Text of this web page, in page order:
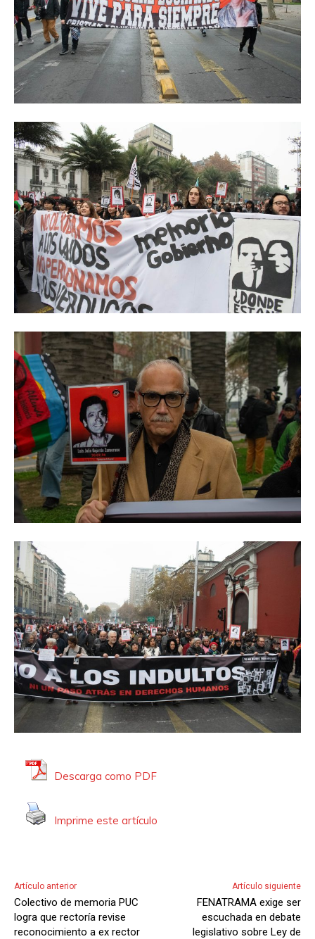
Descarga como PDF
Imprime este artículo
Artículo anterior
Colectivo de memoria PUC
logra que rectoría revise
reconocimiento a ex rector
Artículo siguiente
FENATRAMA exige ser
escuchada en debate
legislativo sobre Ley de